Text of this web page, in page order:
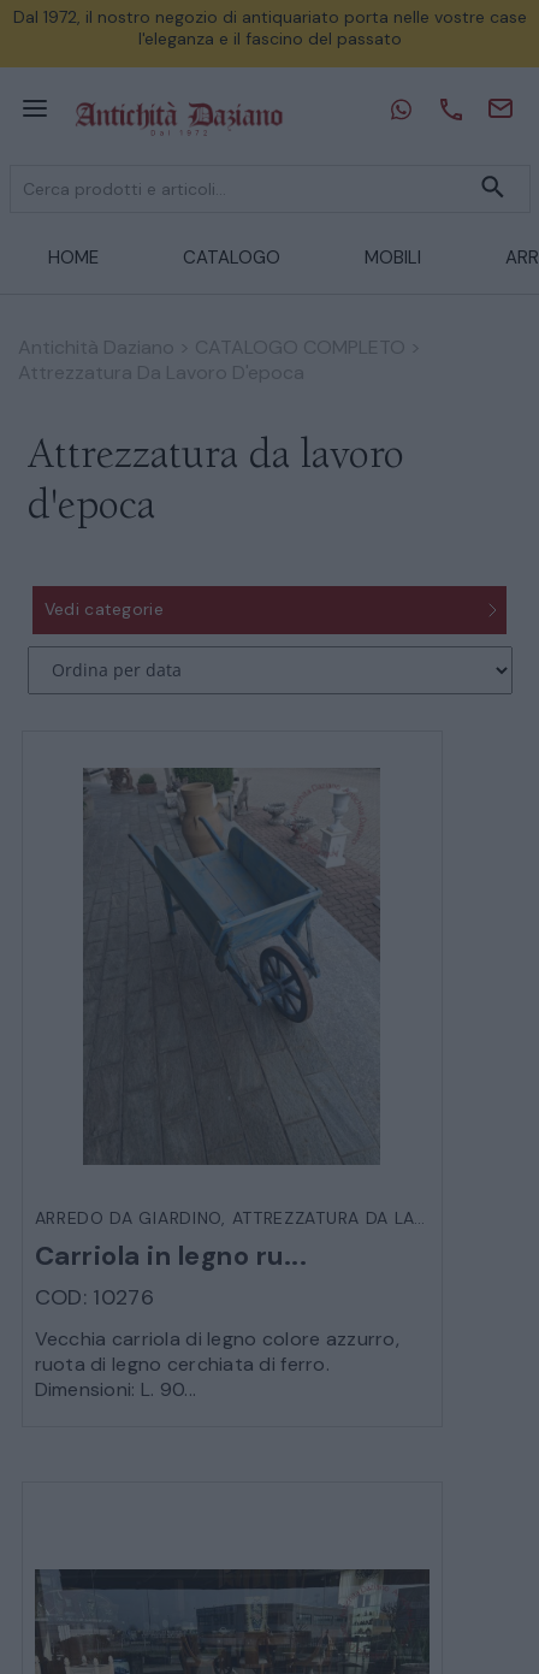
Dal 1972, il nostro negozio di antiquariato porta nelle vostre case
l'eleganza e il fascino del passato
HOME CATALOGO MOBILI
Antichità Daziano CATALOGO COMPLETO
Attrezzatura Da Lavoro D'epoca
Attrezzatura da lavoro
d'epoca
Vedi categorie
ARREDO DA GIARDINO, ATTREZZATURA DA LAVORO D'EPOCA
Carriola in legno ru...
COD: 10276
Vecchia carriola di legno colore azzurro,
ruota di legno cerchiata di ferro.
Dimensioni: L. 90...